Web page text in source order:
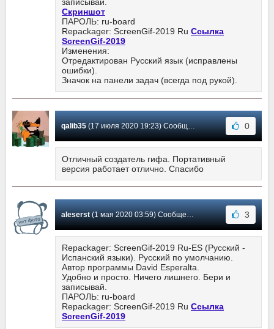
Скриншот
ПАРОЛЬ: ru-board
Repackager: ScreenGif-2019 Ru Ссылка
ScreenGif-2019
Изменения:
Отредактирован Русский язык (исправлены
ошибки).
Значок на панели задач (всегда под рукой).
qalib35(17 июля 2020 19:23) Сообщение #29 0
Отличный создатель гифа. Портативный
версия работает отлично. Спасибо
aleserst(1 мая 2020 03:59) Сообщение #28 3
Repackager: ScreenGif-2019 Ru-ES (Русский -
Испанский языки). Русский по умолчанию.
Автор программы David Esperalta.
Удобно и просто. Ничего лишнего. Бери и
записывай.
ПАРОЛЬ: ru-board
Repackager: ScreenGif-2019 Ru Ссылка
ScreenGif-2019